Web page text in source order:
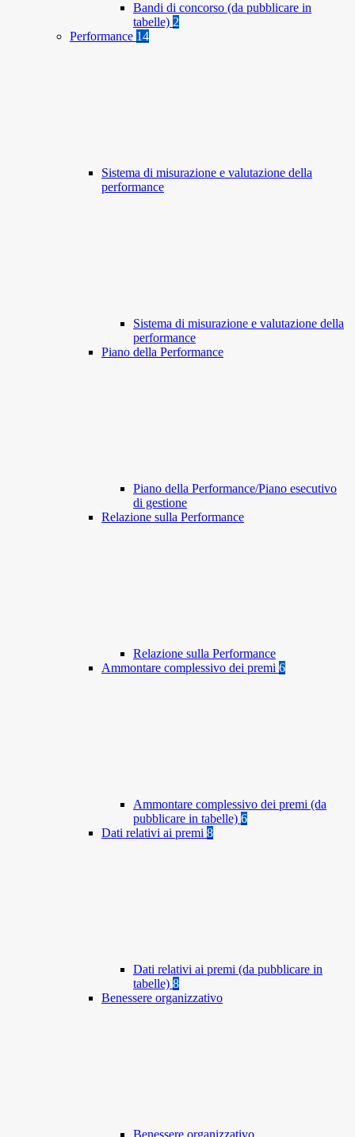
Bandi di concorso (da pubblicare in
tabelle) 2
Performance 14
Sistema di misurazione e valutazione della
performance
Sistema di misurazione e valutazione della
performance
Piano della Performance
Piano della Performance/Piano esecutivo
di gestione
Relazione sulla Performance
Relazione sulla Performance
Ammontare complessivo dei premi 6
Ammontare complessivo dei premi (da
pubblicare in tabelle) 6
Dati relativi ai premi 8
Dati relativi ai premi (da pubblicare in
tabelle) 8
Benessere organizzativo